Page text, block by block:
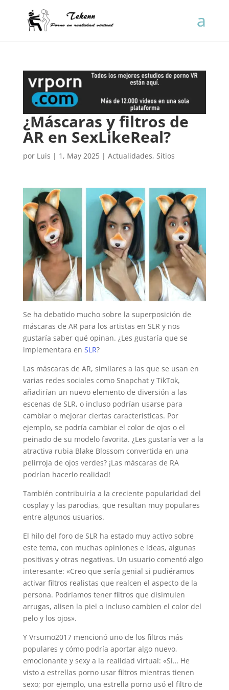
¿Máscaras y filtros de
AR en SexLikeReal?
por Luis | 1, May 2025| Actualidades, Sitios
Se ha debatido mucho sobre la superposición de
máscaras de AR para los artistas en SLR y nos
gustaría saber qué opinan. ¿Les gustaría que se
implementara en SLR?
Las máscaras de AR, similares a las que se usan en
varias redes sociales como Snapchat y TikTok,
añadirían un nuevo elemento de diversión a las
escenas de SLR, o incluso podrían usarse para
cambiar o mejorar ciertas características. Por
ejemplo, se podría cambiar el color de ojos o el
peinado de su modelo favorita. ¿Les gustaría ver a la
atractiva rubia Blake Blossom convertida en una
pelirroja de ojos verdes? ¡Las máscaras de RA
podrían hacerlo realidad!
También contribuiría a la creciente popularidad del
cosplay y las parodias, que resultan muy populares
entre algunos usuarios.
El hilo del foro de SLR ha estado muy activo sobre
este tema, con muchas opiniones e ideas, algunas
positivas y otras negativas. Un usuario comentó algo
interesante: «Creo que sería genial si pudiéramos
activar filtros realistas que realcen el aspecto de la
persona. Podríamos tener filtros que disimulen
arrugas, alisen la piel o incluso cambien el color del
pelo y los ojos».
Y Vrsumo2017 mencionó uno de los filtros más
populares y cómo podría aportar algo nuevo,
emocionante y sexy a la realidad virtual: «Sí… He
visto a estrellas porno usar filtros mientras tienen
sexo; por ejemplo, una estrella porno usó el filtro de